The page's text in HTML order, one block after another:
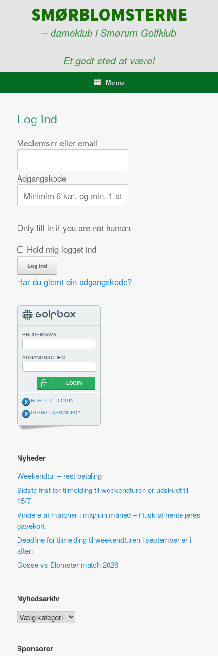
SMØRBLOMSTERNE
– dameklub i Smørum Golfklub
Et godt sted at være!
Menu
Log ind
Medlemsnr eller email
Adgangskode
Only fill in if you are not human
Hold mig logget ind
Har du glemt din adgangskode?
BRUGERNAVN
ADGANGSKODEN
LOGIN
HJÆLP TIL LOGIN
GLEMT PASSWORD?
Nyheder
Weekendtur – rest betaling
Sidste frist for tilmelding til weekendturen er udskudt til
15/7
Vindere af matcher i maj/juni måned – Husk at hente jeres
gavekort
Deadline for tilmelding til weekendturen i september er i
aften
Gosse vs Blomster match 2026
Nyhedsarkiv
Nyhedsarkiv
Sponsorer